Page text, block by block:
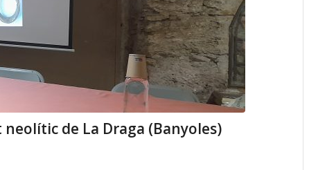
de La Draga (Banyoles)